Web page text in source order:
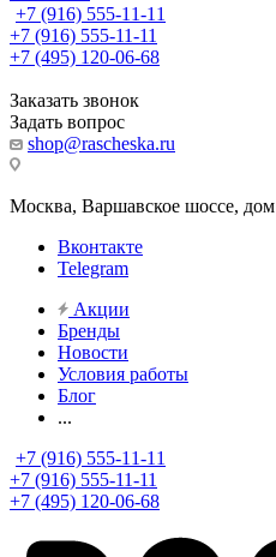
+7 (916) 555-11-11
+7 (916) 555-11-11
+7 (495) 120-06-68
Заказать звонок
Задать вопрос
shop@rascheska.ru
Москва, Варшавское шоссе,
Вконтакте
Telegram
Акции
Бренды
Новости
Условия работы
Блог
...
+7 (916) 555-11-11
+7 (916) 555-11-11
+7 (495) 120-06-68